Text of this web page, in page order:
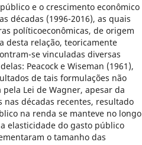
e o crescimento econômico
décadas (1996-2016), as quais
políticoeconômicas, de origem
desta relação, teoricamente
se vinculadas diversas
Peacock e Wiseman (1961),
de tais formulações não
Lei de Wagner, apesar da
décadas recentes, resultado
na renda se manteve no longo
elasticidade do gasto público
o tamanho das